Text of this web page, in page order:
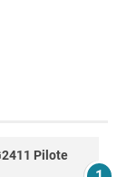
Pilote